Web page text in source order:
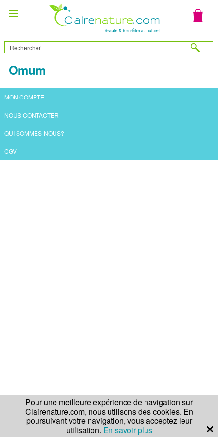
Omum
MON COMPTE
NOUS CONTACTER
QUI SOMMES-NOUS?
CGV
Pour une meilleure expérience de navigation sur
Clairenature.com, nous utilisons des cookies. En
poursuivant votre navigation, vous acceptez leur
utilisation. En savoir plus